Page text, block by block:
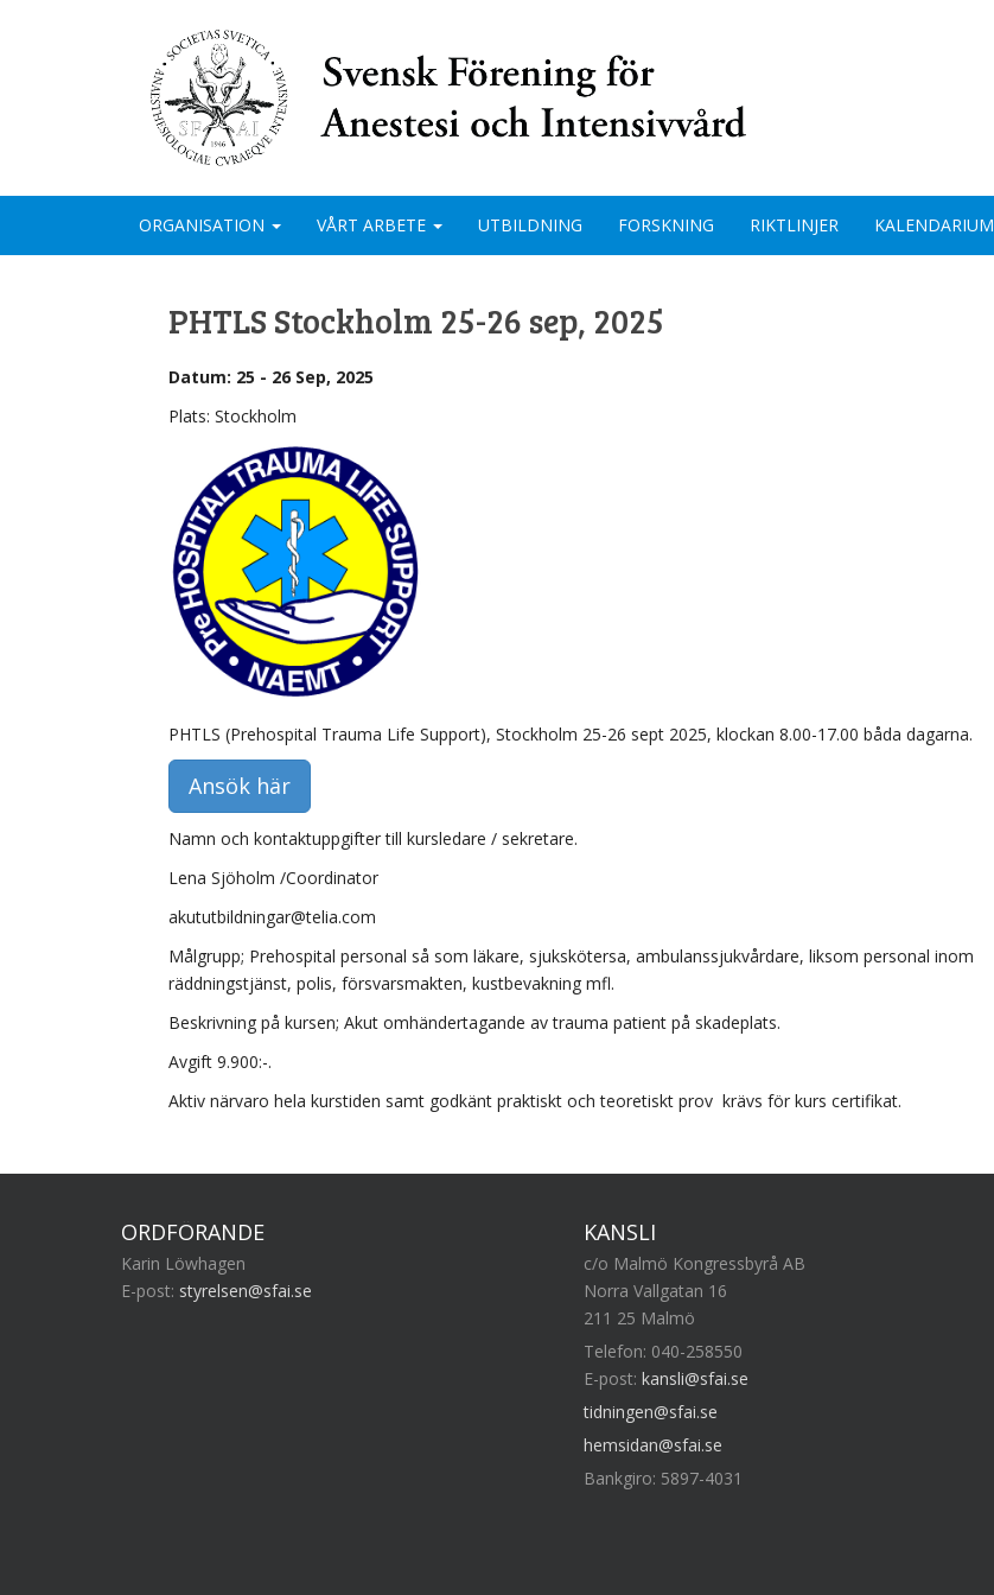
ORGANISATION VÅRT ARBETE UTBILDNING FORSKNING RIKTLINJER KALENDARIUM
PHTLS Stockholm 25-26 sep, 2025
Datum: 25 - 26 Sep, 2025
Plats: Stockholm
PHTLS (Prehospital Trauma Life Support), Stockholm 25-26 sept 2025, klockan 8.00-17.00 båda dagarna.
Ansök här
Namn och kontaktuppgifter till kursledare / sekretare.
Lena Sjöholm /Coordinator
akututbildningar@telia.com
Målgrupp; Prehospital personal så som läkare, sjukskötersa, ambulanssjukvårdare, liksom personal inom
räddningstjänst, polis, försvarsmakten, kustbevakning mfl.
Beskrivning på kursen; Akut omhändertagande av trauma patient på skadeplats.
Avgift 9.900:-.
Aktiv närvaro hela kurstiden samt godkänt praktiskt och teoretiskt prov krävs för kurs certifikat.
ORDFÖRANDE
Karin Löwhagen
E-post: styrelsen@sfai.se
KANSLI
c/o Malmö Kongressbyrå AB
Norra Vallgatan 16
211 25 Malmö
Telefon: 040-258550
E-post: kansli@sfai.se
tidningen@sfai.se
hemsidan@sfai.se
Bankgiro: 5897-4031